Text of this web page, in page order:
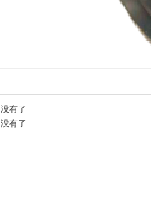
没有了
没有了